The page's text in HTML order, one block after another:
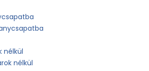
nélkül
nélkül